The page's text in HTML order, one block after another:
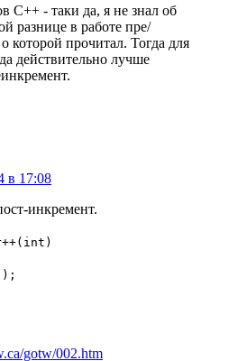
C++ - таки да, я не знал об
разнице в работе пре/
которой прочитал. Тогда для
действительно лучше
в 17:08
инкремент.
);
gotw/002.htm